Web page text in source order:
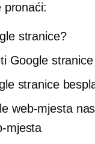
pronaći:
stranice?
Google stranice
stranice
web-mjesta
mjesta